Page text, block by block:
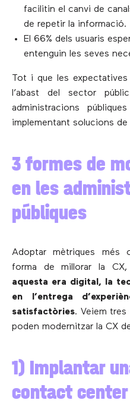
facilitin el canvi de
de repetir la informació.
El 66% dels usuaris
entenguin les seves
Tot i que les
l’abast del sector
administracions
implementant solucions de
3 formes de
en les
públiques
Adoptar mètriques més
forma de millorar la
aquesta era digital, la
en l’entrega
satisfactòries. Veiem
poden modernitzar la CX
1) Implantar
contact